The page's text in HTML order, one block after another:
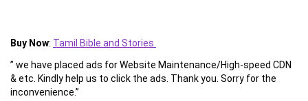
Buy Now: Tamil Bible and Stories
” we have placed ads for Website Maintenance/High-speed CDN
& etc. Kindly help us to click the ads. Thank you. Sorry for the
inconvenience.”